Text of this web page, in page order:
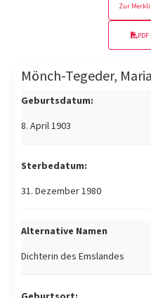
Zur
Mönch-Tegeder, Maria
Geburtsdatum:
8. April 1903
Sterbedatum:
31. Dezember 1980
Alternative Namen
Dichterin des Emslandes